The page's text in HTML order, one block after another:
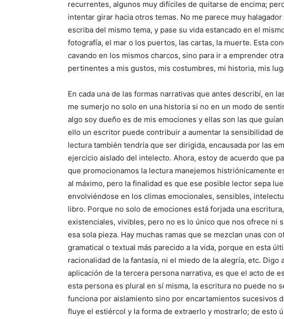
recurrentes, algunos muy difíciles de quitarse de encima;
intentar girar hacia otros temas. No me parece muy
escriba del mismo tema, y pase su vida estancado en el
fotografía, el mar o los puertos, las cartas, la muerte. Esta
cavando en los mismos charcos, sino para ir a emprender
pertinentes a mis gustos, mis costumbres, mi historia, mis
En cada una de las formas narrativas que antes describí, en
me sumerjo no solo en una historia si no en un modo de
algo soy dueño es de mis emociones y ellas son las que
ello un escritor puede contribuir a aumentar la sensibilidad
lectura también tendría que ser dirigida, encausada por las
ejercicio aislado del intelecto. Ahora, estoy de acuerdo que
que promocionamos la lectura manejemos histriónicamente
al máximo, pero la finalidad es que ese posible lector sepa
envolviéndose en los climas emocionales, sensibles,
libro. Porque no solo de emociones está forjada una
existenciales, vivibles, pero no es lo único que nos ofrece ni
esa sola pieza. Hay muchas ramas que se mezclan unas con
gramatical o textual más parecido a la vida, porque en esta
racionalidad de la fantasía, ni el miedo de la alegría, etc. Digo
aplicación de la tercera persona narrativa, es que el acto de
esta persona es plural en sí misma, la escritura no puede no
funciona por aislamiento sino por encartamientos sucesivos
fluye el estiércol y la forma de extraerlo y mostrarlo; de esto